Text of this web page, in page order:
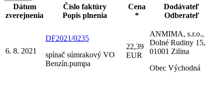
Dátum
zverejnenia
Číslo faktúry
Popis plnenia
Cena
*
Dodávateľ
Odberateľ
6. 8. 2021
DF2021/0235
spínač súmrakový VO
Benzín.pumpa
22,39
EUR
ANMIMA, s.r.o.,
Dolné Rudiny 15,
01001 Zilina
Obec Východná